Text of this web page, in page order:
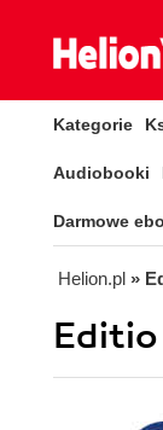
Kategorie
Audiobooki
Darmowe
Helion.pl »